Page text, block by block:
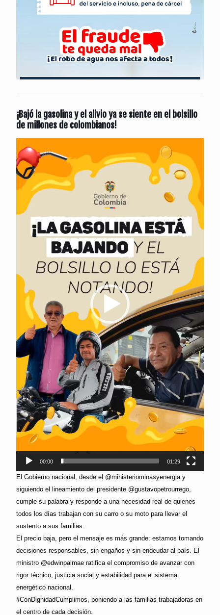
¡Bajó la gasolina y el alivio ya se siente en el bolsillo
de millones de colombianos!
de
vídeo
00:00 01:29
El Gobierno nacional, desde el @ministeriominasyenergia y
siguiendo el lineamiento del presidente @gustavopetrourrego,
cumple su palabra y responde a una necesidad real de quienes
todos los días trabajan con su carro o su moto para llevar el
sustento a sus familias.
El precio baja, pero el mensaje es más grande: estamos tomando
decisiones responsables, sin engaños y sin endeudar al país. El
ministro @edwinpalmae ratifica el compromiso de avanzar con
rigor técnico, justicia social y estabilidad para el sistema
energético nacional.
#ConDignidadCumplimos, poniendo a las familias trabajadoras en
el centro de cada decisión.